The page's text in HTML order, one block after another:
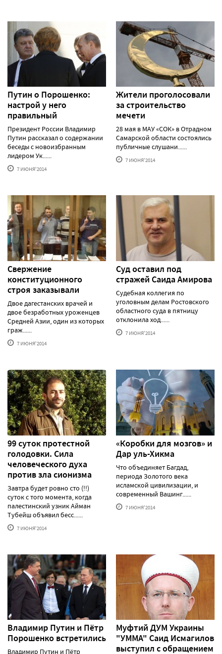
Путин о Порошенко:
настрой у него
правильный
Президент России Владимир
Путин рассказал о содержании
беседы с новоизбранным
лидером Ук......
7 ИЮНЯ'2014
Жители проголосовали
за строительство
мечети
28 мая в МАУ «СОК» в Отрадном
Самарской области состоялись
публичные слушани......
7 ИЮНЯ'2014
Свержение
конституционного
строя заказывали
Двое дагестанских врачей и
двое безработных уроженцев
Средней Азии, один из которых
граж......
7 ИЮНЯ'2014
Суд оставил под
стражей Саида Амирова
Судебная коллегия по
уголовным делам Ростовского
областного суда в пятницу
отклонила ход......
7 ИЮНЯ'2014
99 суток протестной
голодовки. Сила
человеческого духа
против зла сионизма
Завтра будет ровно сто (!!)
суток с того момента, когда
палестинский узник Айман
Тубейш объявил бесс......
7 ИЮНЯ'2014
«Коробки для мозгов» и
Дар уль-Хикма
Что объединяет Багдад,
периода Золотого века
исламской цивилизации, и
современный Вашинг......
7 ИЮНЯ'2014
Владимир Путин и Пётр
Порошенко встретились
Владимир Путин и Пётр
Муфтий ДУМ Украины
"УММА" Саид Исмагилов
выступил с обращением